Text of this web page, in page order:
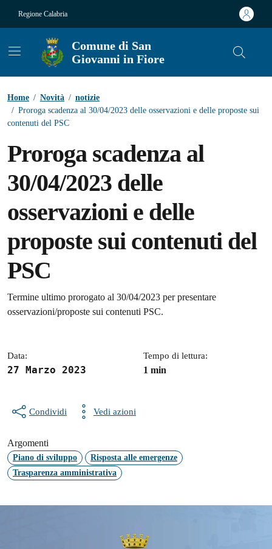
Regione Calabria
Comune di San
Giovanni in Fiore
Home / Novità / notizie
/ Proroga scadenza al 30/04/2023 delle osservazioni e delle proposte sui
contenuti del PSC
Proroga scadenza al
30/04/2023 delle
osservazioni e delle
proposte sui contenuti del
PSC
Dettagli della notizia
Termine ultimo prorogato al 30/04/2023 per presentare
osservazioni/proposte sui contenuti PSC.
Data:
27 Marzo 2023
Tempo di lettura:
1 min
Condividi Vedi azioni
Argomenti
Piano di sviluppo
Risposta alle emergenze
Trasparenza amministrativa